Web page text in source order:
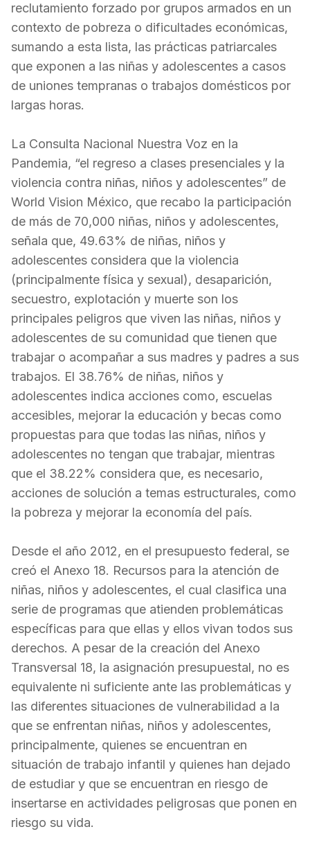
reclutamiento forzado por grupos armados en un
contexto de pobreza o dificultades económicas,
sumando a esta lista, las prácticas patriarcales
que exponen a las niñas y adolescentes a casos
de uniones tempranas o trabajos domésticos por
largas horas.
La Consulta Nacional Nuestra Voz en la
Pandemia, “el regreso a clases presenciales y la
violencia contra niñas, niños y adolescentes” de
World Vision México, que recabo la participación
de más de 70,000 niñas, niños y adolescentes,
señala que, 49.63% de niñas, niños y
adolescentes considera que la violencia
(principalmente física y sexual), desaparición,
secuestro, explotación y muerte son los
principales peligros que viven las niñas, niños y
adolescentes de su comunidad que tienen que
trabajar o acompañar a sus madres y padres a sus
trabajos. El 38.76% de niñas, niños y
adolescentes indica acciones como, escuelas
accesibles, mejorar la educación y becas como
propuestas para que todas las niñas, niños y
adolescentes no tengan que trabajar, mientras
que el 38.22% considera que, es necesario,
acciones de solución a temas estructurales, como
la pobreza y mejorar la economía del país.
Desde el año 2012, en el presupuesto federal, se
creó el Anexo 18. Recursos para la atención de
niñas, niños y adolescentes, el cual clasifica una
serie de programas que atienden problemáticas
específicas para que ellas y ellos vivan todos sus
derechos. A pesar de la creación del Anexo
Transversal 18, la asignación presupuestal, no es
equivalente ni suficiente ante las problemáticas y
las diferentes situaciones de vulnerabilidad a la
que se enfrentan niñas, niños y adolescentes,
principalmente, quienes se encuentran en
situación de trabajo infantil y quienes han dejado
de estudiar y que se encuentran en riesgo de
insertarse en actividades peligrosas que ponen en
riesgo su vida.